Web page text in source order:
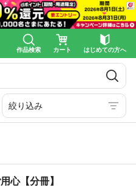
作品検索 カート はじめての方へ
絞り込み
心【分冊】